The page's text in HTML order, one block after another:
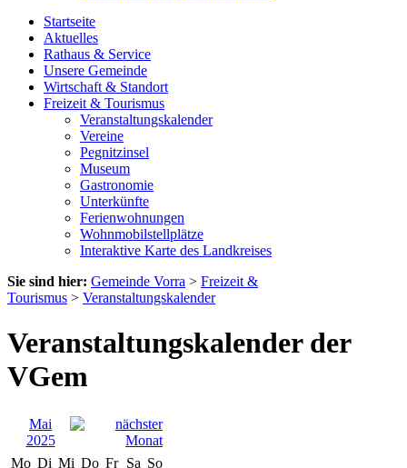
Startseite
Aktuelles
Rathaus & Service
Unsere Gemeinde
Wirtschaft & Standort
Freizeit & Tourismus
Veranstaltungskalender
Vereine
Pegnitzinsel
Museum
Gastronomie
Unterkünfte
Ferienwohnungen
Wohnmobilstellplätze
Interaktive Karte des Landkreises
Sie sind hier: Gemeinde Vorra > Freizeit &
Tourismus > Veranstaltungskalender
Veranstaltungskalender der
VGem
Mai
2025
Mo Di Mi Do Fr Sa So